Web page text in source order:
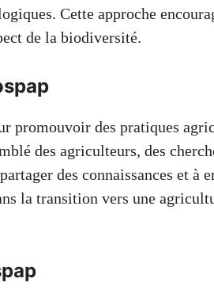
Cette approche
de la biodiversité.
promouvoir des pratiques
des agriculteurs, des
des connaissances et
la transition vers une